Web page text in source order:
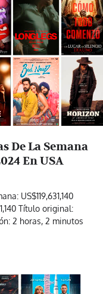
De La Semana
En USA
US$119,631,140
Título original:
2 horas, 2 minutos